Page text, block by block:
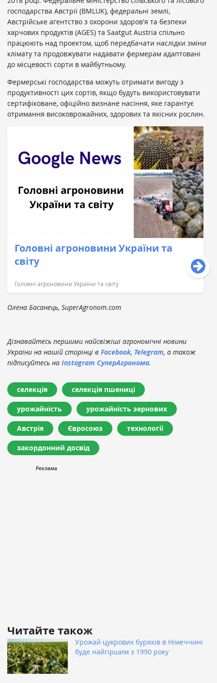
господарства Австрії (BMLUK), федеральні землі,
Австрійське агентство з охорони здоров'я та безпеки
харчових продуктів (AGES) та Saatgut Austria спільно
працюють над проектом, щоб передбачати наслідки зміни
клімату та продовжувати надавати фермерам адаптовані
до місцевості сорти в майбутньому.
Фермерські господарства можуть отримати вигоду з
продуктивності цих сортів, якщо будуть використовувати
сертифіковане, офіційно визнане насіння, яке гарантує
отримання високоврожайних, здорових та якісних рослин.
Головні агроновини України та
світу
Головні агроновини України та світу
Олена Басанець, SuperAgronom.com
Дізнавайтесь першими найсвіжіші агрономічні новини
України на нашій сторінці в Facebook, Telegram, а також
підписуйтесь на Instagram СуперАгронома.
селекція селекція пшениці
урожайність урожайність зернових
Австрія Євросоюз технології
закордонний досвід
Читайте також
Урожай цукрових буряків в Німеччині
буде найгіршим з 1990 року